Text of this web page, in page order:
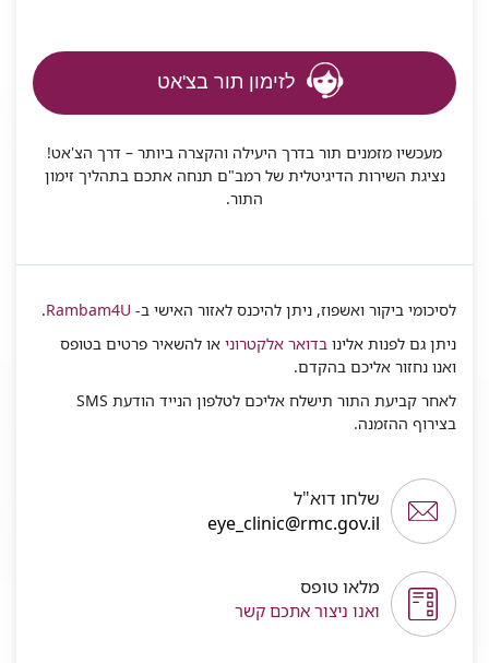
לזימון תור בצ'אט
מעכשיו מזמנים תור בדרך היעילה והקצרה ביותר – דרך הצ'אט!
נציגת השירות הדיגיטלית של רמב"ם תנחה אתכם בתהליך זימון
התור.
לסיכומי ביקור ואשפוז, ניתן להיכנס לאזור האישי ב- Rambam4U
.
ניתן גם לפנות אלינו בדואר אלקטרוני או להשאיר פרטים בטופס
ואנו נחזור אליכם בהקדם.
לאחר קביעת התור תישלח אליכם לטלפון הנייד הודעת SMS
בצירוף ההזמנה.
שלחו דוא"ל
eye_clinic@rmc.gov.il
מלאו טופס
ואנו ניצור אתכם קשר